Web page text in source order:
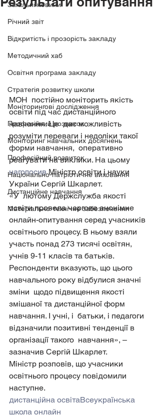
Загальні новини
Річний звіт
Відкритість і прозорість закладу
Методичний хаб
Освітня програма закладу
Стратегія розвитку школи
Моніторингові дослідження
Професійний розвиток
Моніторинг навчальних досягнень
Професійний розвиток
Національно-патріотичне виховання
Дистанційне навчання
Матеріально-технічне забезпечення
МОН  постійно моніторить якість
освіти під час дистанційного
навчання. Це  дає можливість
розуміти переваги і недоліки такої
форми навчання,  оперативно
реагувати на виклики. На цьому
наголосив Міністр освіти і науки
України Сергій Шкарлет.
«У  лютому Держслужба якості
освіти провела чергове анонімне
онлайн-опитування серед учасників
освітнього процесу. В ньому взяли
участь понад 273 тисячі освітян,
учнів 9-11 класів та батьків.
Респонденти вказують, що цього
навчального року відбулися значні
зміни  щодо підвищення якості
змішаної та дистанційної форм
навчання. І учні, і  батьки, і педагоги
відзначили позитивні тенденції в
організації такого  навчання», –
зазначив Сергій Шкарлет.
Міністр розповів, що учасники
освітнього процесу повідомили
наступне.
дистанційна освітаВсеукраїнська
школа онлайн